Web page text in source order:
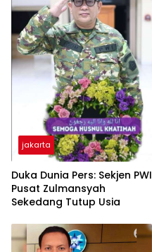
jakarta
Duka Dunia Pers: Sekjen PWI
Pusat Zulmansyah
Sekedang Tutup Usia